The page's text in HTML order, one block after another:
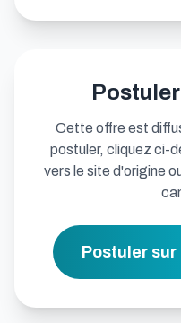
Cette offre est
postuler, cliquez ci-
vers le site d'origine
Postuler